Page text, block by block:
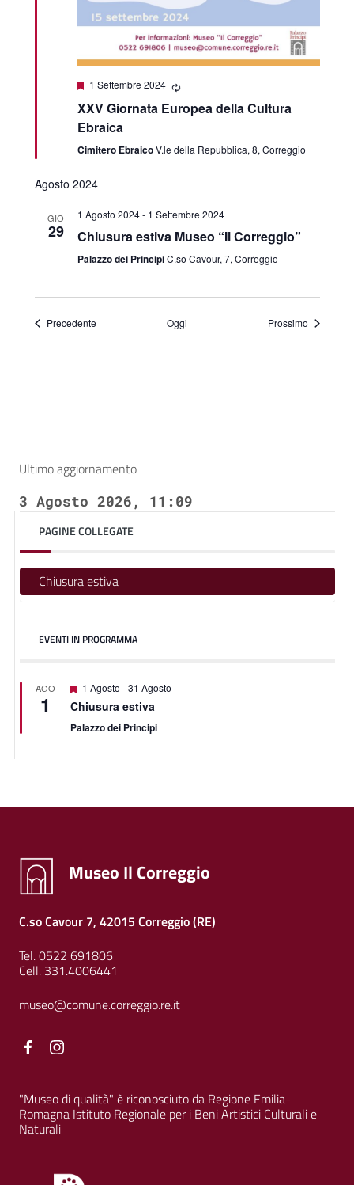
Segnalati
1 Settembre 2024
XXV Giornata Europea della Cultura
Ebraica
Cimitero EbraicoV.le della Repubblica, 8, Correggio
Agosto 2024
GIO
29
1 Agosto 2024- 1 Settembre 2024
Chiusura estiva Museo “Il Correggio”
Palazzo dei PrincipiC.so Cavour, 7, Correggio
PrecedenteEventi Oggi ProssimoEventi
Ultimo aggiornamento
3 Agosto 2026, 11:09
PAGINE COLLEGATE
Chiusura estiva
EVENTI IN PROGRAMMA
AGO
1
Segnalati
1 Agosto -31 Agosto
Chiusura estiva
Palazzo dei Principi
Museo Il Correggio
C.so Cavour 7, 42015 Correggio (RE)
Tel. 0522 691806
Cell. 331.4006441
museo@comune.correggio.re.it
Facebook
"Museo di qualità" è riconosciuto da Regione Emilia-
Romagna Istituto Regionale per i Beni Artistici Culturali e
Naturali